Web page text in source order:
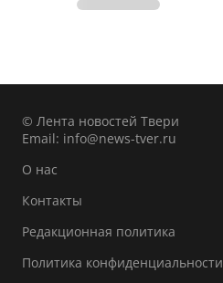
© Лента новостей Твери
Email: info@news-tver.ru
О нас
Контакты
Редакционная политика
Политика конфиденциальности